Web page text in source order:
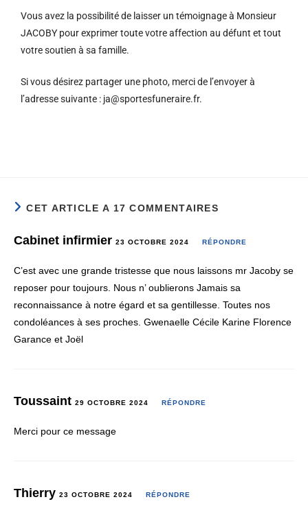
Vous avez la possibilité de laisser un témoignage à Monsieur
JACOBY pour exprimer toute votre affection au défunt et tout
votre soutien à sa famille.
Si vous désirez partager une photo, merci de l’envoyer à
l’adresse suivante : ja@sportesfuneraire.fr.
CET ARTICLE A 17 COMMENTAIRES
Cabinet infirmier 23 OCTOBRE 2024 RÉPONDRE
C’est avec une grande tristesse que nous laissons mr Jacoby se
reposer pour toujours. Nous n’ oublierons Jamais sa
reconnaissance à notre égard et sa gentillesse. Toutes nos
condoléances à ses proches. Gwenaelle Cécile Karine Florence
Garance et Joël
Toussaint 29 OCTOBRE 2024 RÉPONDRE
Merci pour ce message
Thierry 23 OCTOBRE 2024 RÉPONDRE